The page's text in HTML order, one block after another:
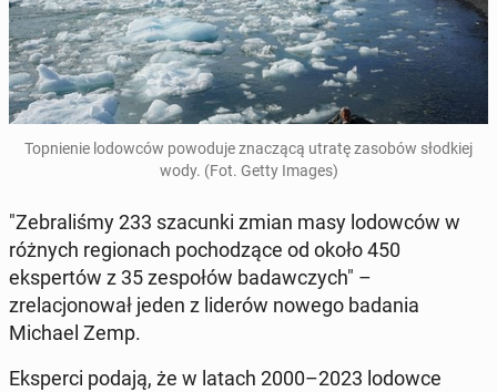
Top­nie­nie lodow­ców powodu­je znaczącą utratę zasobów słod­kiej
wody. (Fot. Getty Images)
"Ze­bral­iśmy 233 sza­cun­ki zmian masy lodow­ców w
różnych re­gionach pochodzące od około 450
ekspertów z 35 ze­społów badaw­czych" –
zrelacjonował jeden z liderów nowego badania
Michael Zemp.
Eksper­ci podają, że w latach 2000–2023 lodowce